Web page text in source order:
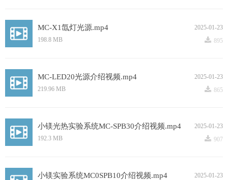
2025-01-23
MC-X1氙灯光源.mp4
끂 895
198.8 MB
2025-01-23
MC-LED20光源介绍视频.mp4
끂 865
219.96 MB
2025-01-23
小镁光热实验系统MC-SPB30介绍视频.mp4
끂 907
192.3 MB
2025-01-23
小镁实验系统MC0SPB10介绍视频.mp4